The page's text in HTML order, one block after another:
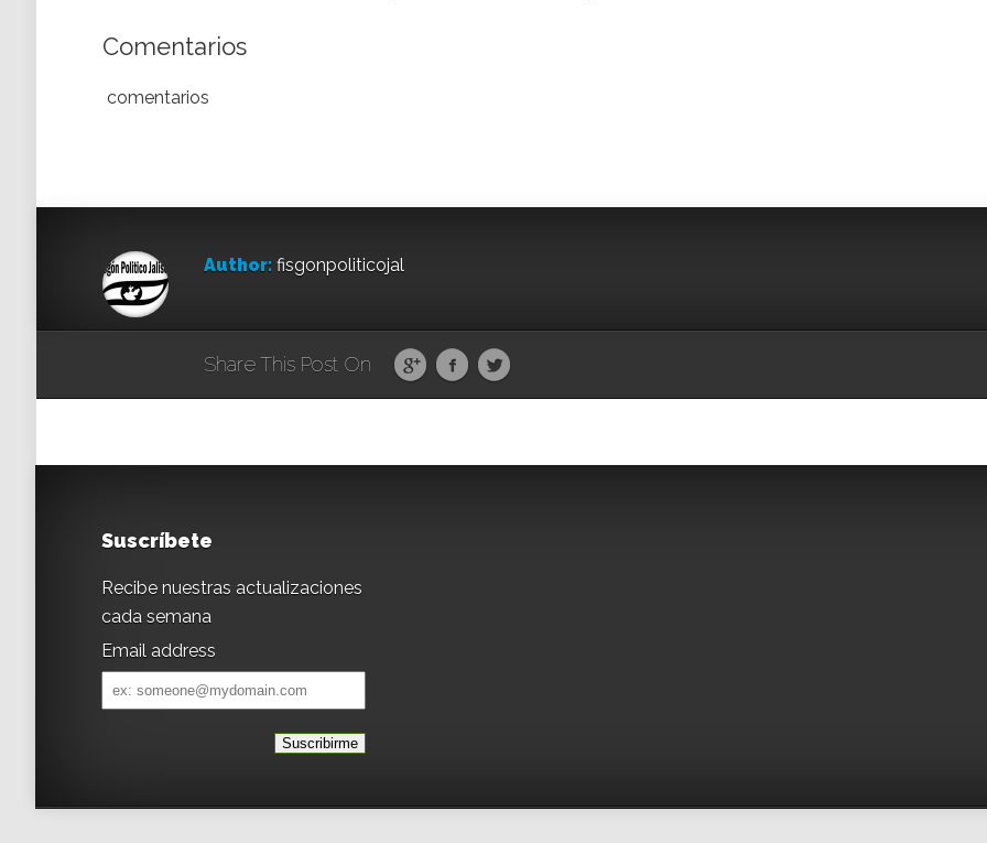
Comentarios
comentarios
Author: fisgonpoliticojal
Share This Post On
Suscríbete
Recibe nuestras actualizaciones
cada semana
Email address
Email
address